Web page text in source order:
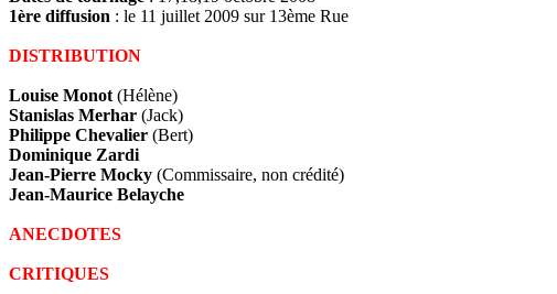
1ère diffusion : le 11 juillet 2009 sur 13ème Rue
DISTRIBUTION
Louise Monot (Hélène)
Stanislas Merhar (Jack)
Philippe Chevalier (Bert)
Dominique Zardi
Jean-Pierre Mocky (Commissaire, non crédité)
Jean-Maurice Belayche
ANECDOTES
CRITIQUES